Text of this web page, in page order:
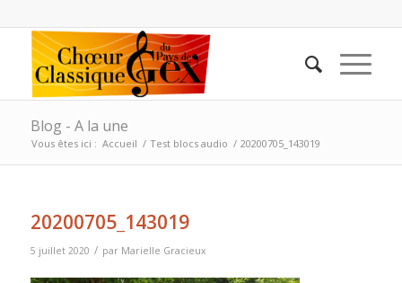
Blog - A la une
Vous êtes ici : Accueil / Test blocs audio / 20200705_143019
20200705_143019
5 juillet 2020 / par Marielle Gracieux